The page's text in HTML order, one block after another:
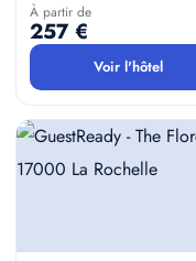
À partir de
257 €
Voir l'hôtel